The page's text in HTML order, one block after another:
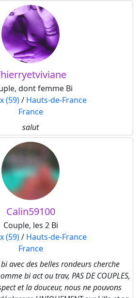
dont femme Bi
(59)/ Hauts-de-France
France
salut
Calin59100
Couple, les 2 Bi
(59)/ Hauts-de-France
France
avec des belles rondeurs cherche
bi act ou trav, PAS DE COUPLES,
et la douceur, nous ne pouvons